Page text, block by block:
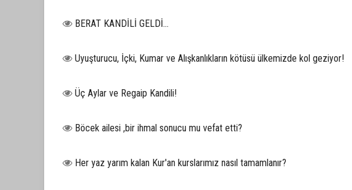
BERAT KANDİLİ GELDİ...
Uyuşturucu, İçki, Kumar ve Alışkanlıkların kötüsü ülkemizde kol geziyor!
Üç Aylar ve Regaip Kandili!
Böcek ailesi ,bir ihmal sonucu mu vefat etti?
Her yaz yarım kalan Kur'an kurslarımız nasıl tamamlanır?